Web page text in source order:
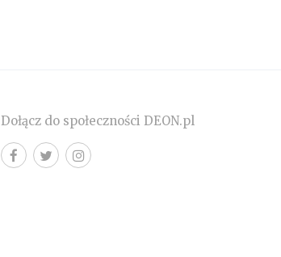
Dołącz do społeczności DEON.pl